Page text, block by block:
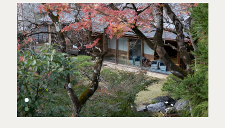
よくあるご質問
お問い合わせ
ご予約
空室検索
TEL.075-354-7770
葵 HOTEL KYOTOのプラン一覧